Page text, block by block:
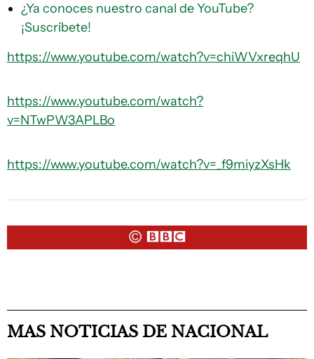
¿Ya conoces nuestro canal de YouTube?
¡Suscríbete!
https://www.youtube.com/watch?v=chiWVxreqhU
https://www.youtube.com/watch?
v=NTwPW3APLBo
https://www.youtube.com/watch?v=_f9miyzXsHk
MAS NOTICIAS DE NACIONAL